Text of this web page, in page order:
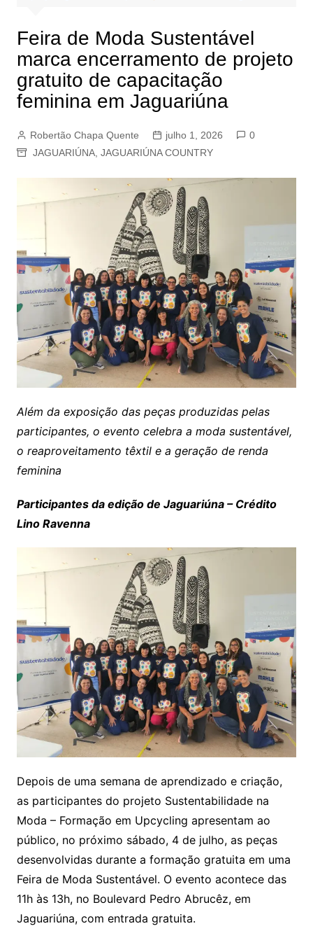
Feira de Moda Sustentável
marca encerramento de projeto
gratuito de capacitação
feminina em Jaguariúna
Robertão Chapa Quente julho 1, 2026
0
JAGUARIÚNA, JAGUARIÚNA COUNTRY
Além da exposição das peças produzidas pelas
participantes, o evento celebra a moda sustentável,
o reaproveitamento têxtil e a geração de renda
feminina
Participantes da edição de Jaguariúna – Crédito
Lino Ravenna
Depois de uma semana de aprendizado e criação,
as participantes do projeto Sustentabilidade na
Moda – Formação em Upcycling apresentam ao
público, no próximo sábado, 4 de julho, as peças
desenvolvidas durante a formação gratuita em uma
Feira de Moda Sustentável. O evento acontece das
11h às 13h, no Boulevard Pedro Abrucêz, em
Jaguariúna, com entrada gratuita.